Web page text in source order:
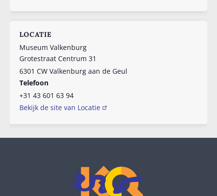
LOCATIE
Museum Valkenburg
Grotestraat Centrum 31
6301 CW Valkenburg aan de Geul
Telefoon
+31 43 601 63 94
Bekijk de site van Locatie